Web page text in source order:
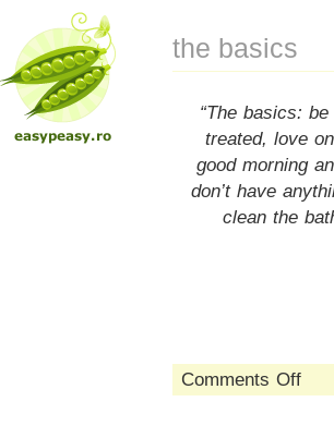
the basics
“The basics:
treated, love
good morning
don’t have
clean the
Comments Offon
the